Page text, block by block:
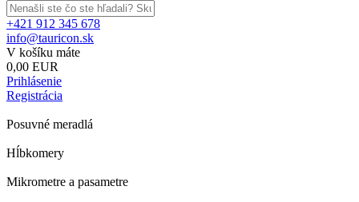
+421 912 345 678
info@tauricon.sk
V košíku máte
0,00 EUR
Prihlásenie
Registrácia
Posuvné meradlá
Hĺbkomery
Mikrometre a pasametre